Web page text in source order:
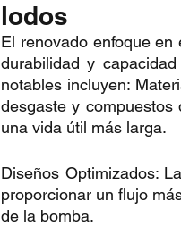
lodos
El renovado enfoque
durabilidad y
notables incluyen:
desgaste y compuestos
una vida útil más larga.
Diseños Optimizados:
proporcionar un flujo
de la bomba.